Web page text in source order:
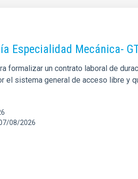
Especialidad Mecánica-
formalizar un contrato laboral de
el sistema general de acceso libre
08/2026